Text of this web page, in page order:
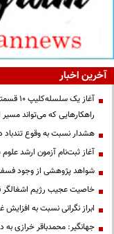
آخرین اخبار
آغاز
راهکارهایی که می‌تواند
هشدار نسبت به وقوع تندباد
آغاز ثبت‌نام آزمون ارشد علوم
شواهد پژوهشی از وجود فسفر
خاصیت عجیب رژیم اشغالگر
ابراز نگرانی نسبت به
جهانگیر: محمدباقر خرازی به